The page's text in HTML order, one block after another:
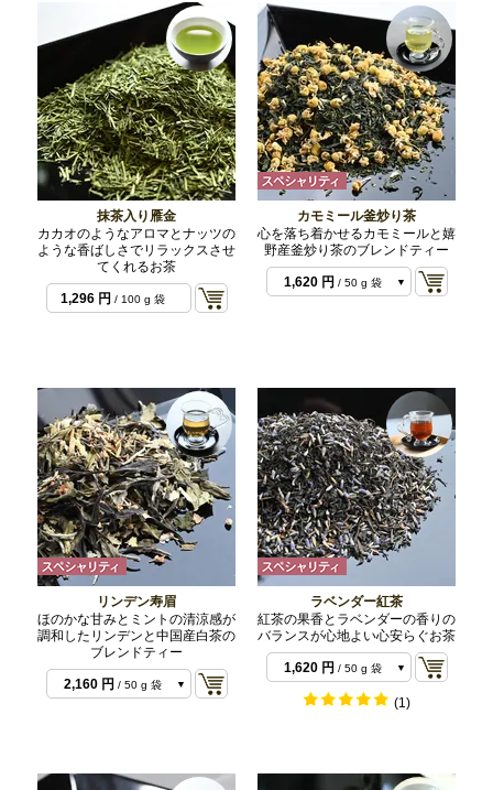
抹茶入り雁金
カカオのようなアロマとナッツの
ような香ばしさでリラックスさせ
てくれるお茶
1,296 円 / 100 g 袋
カモミール釜炒り茶
心を落ち着かせるカモミールと嬉
野産釜炒り茶のブレンドティー
1,620 円 / 50 g 袋
リンデン寿眉
ほのかな甘みとミントの清涼感が
調和したリンデンと中国産白茶の
ブレンドティー
2,160 円 / 50 g 袋
ラベンダー紅茶
紅茶の果香とラベンダーの香りの
バランスが心地よい心安らぐお茶
1,620 円 / 50 g 袋
3,240 円/ 100 g 袋 (1)